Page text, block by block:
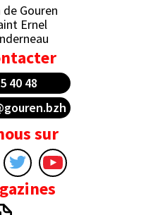
Gouren
Ernel
40 48
sur